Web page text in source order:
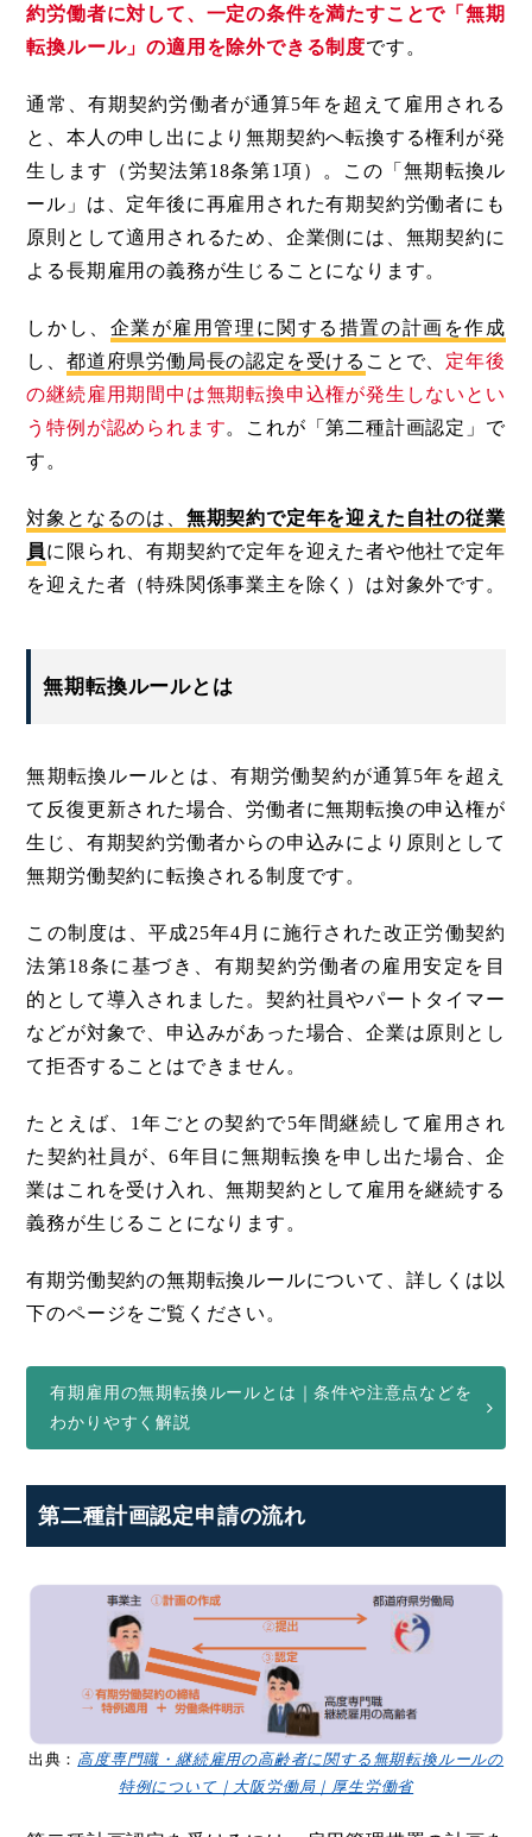
約労働者に対して、一定の条件を満たすことで「無期
転換ルール」の適用を除外できる制度です。
通常、有期契約労働者が通算5年を超えて雇用される
と、本人の申し出により無期契約へ転換する権利が発
生します（労契法第18条第1項）。この「無期転換ル
ール」は、定年後に再雇用された有期契約労働者にも
原則として適用されるため、企業側には、無期契約に
よる長期雇用の義務が生じることになります。
しかし、 企業が雇用管理に関する措置の計画を作成
し、 都道府県労働局長の認定を受ける ことで、 定年後
の継続雇用期間中は無期転換申込権が発生しないとい
う特例が認められます。これが「第二種計画認定」で
す。
対象となるのは、 無期契約で定年を迎えた自社の従業
員に限られ、有期契約で定年を迎えた者や他社で定年
を迎えた者（特殊関係事業主を除く）は対象外です。
無期転換ルールとは
無期転換ルールとは、有期労働契約が通算5年を超え
て反復更新された場合、労働者に無期転換の申込権が
生じ、有期契約労働者からの申込みにより原則として
無期労働契約に転換される制度です。
この制度は、平成25年4月に施行された改正労働契約
法第18条に基づき、有期契約労働者の雇用安定を目
的として導入されました。契約社員やパートタイマー
などが対象で、申込みがあった場合、企業は原則とし
て拒否することはできません。
たとえば、1年ごとの契約で5年間継続して雇用され
た契約社員が、6年目に無期転換を申し出た場合、企
業はこれを受け入れ、無期契約として雇用を継続する
義務が生じることになります。
有期労働契約の無期転換ルールについて、詳しくは以
下のページをご覧ください。
有期雇用の無期転換ルールとは｜条件や注意点などを
わかりやすく解説
第二種計画認定申請の流れ
出典： 高度専門職・継続雇用の高齢者に関する無期転換ルールの
特例について｜大阪労働局｜厚生労働省